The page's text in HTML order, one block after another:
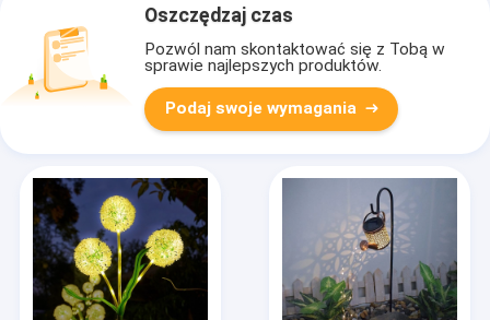
Oszczędzaj czas
Pozwól nam skontaktować się z Tobą w
sprawie najlepszych produktów.
Podaj swoje wymagania